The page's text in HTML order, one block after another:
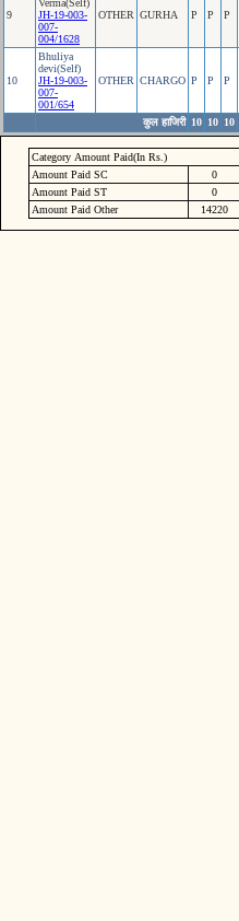
9
Verma(Self)
JH-19-003-
007-
004/1628
OTHER GURHA P P P
10
Bhuliya
devi(Self)
JH-19-003-
007-
001/654
OTHER CHARGO P P P
कुल हाजिरी 10 10 10
Category Amount Paid(In Rs.)
Amount Paid SC
0
Amount Paid ST
0
Amount Paid Other
14220